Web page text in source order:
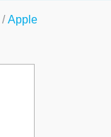
/Apple